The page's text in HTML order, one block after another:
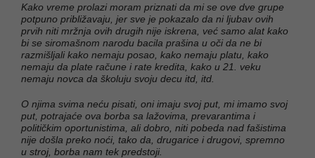
Kako vreme prolazi moram priznati da mi se ove dve grupe
potpuno približavaju, jer sve je pokazalo da ni ljubav ovih
prvih niti mržnja ovih drugih nije iskrena, već samo alat kako
bi se siromašnom narodu bacila prašina u oči da ne bi
razmišljali kako nemaju posao, kako nemaju platu, kako
nemaju da plate račune i rate kredita, kako u 21. veku
nemaju novca da školuju svoju decu itd, itd.
O njima svima neću pisati, oni imaju svoj put, mi imamo svoj
put, potrajaće ova borba sa lažovima, prevarantima i
političkim oportunistima, ali dobro, niti pobeda nad fašistima
nije došla preko noći, tako da, drugarice i drugovi, spremno
u stroj, borba nam tek predstoji.